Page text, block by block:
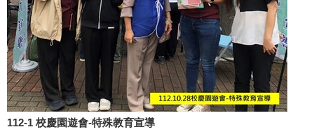
112-1 校慶園遊會-特殊教育宣導